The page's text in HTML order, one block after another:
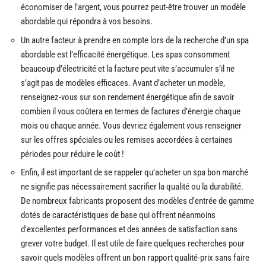
économiser de l’argent, vous pourrez peut-être trouver un modèle
abordable qui répondra à vos besoins.
Un autre facteur à prendre en compte lors de la recherche d’un spa
abordable est l’efficacité énergétique. Les spas consomment
beaucoup d’électricité et la facture peut vite s’accumuler s’il ne
s’agit pas de modèles efficaces. Avant d’acheter un modèle,
renseignez-vous sur son rendement énergétique afin de savoir
combien il vous coûtera en termes de factures d’énergie chaque
mois ou chaque année. Vous devriez également vous renseigner
sur les offres spéciales ou les remises accordées à certaines
périodes pour réduire le coût !
Enfin, il est important de se rappeler qu’acheter un spa bon marché
ne signifie pas nécessairement sacrifier la qualité ou la durabilité.
De nombreux fabricants proposent des modèles d’entrée de gamme
dotés de caractéristiques de base qui offrent néanmoins
d’excellentes performances et des années de satisfaction sans
grever votre budget. Il est utile de faire quelques recherches pour
savoir quels modèles offrent un bon rapport qualité-prix sans faire